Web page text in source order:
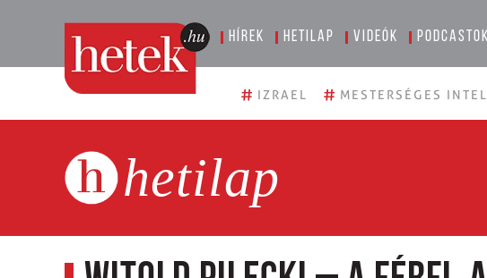
Hírek Hetilap Videók Podcastok
# IZRAEL # MESTERSÉGES
hetilap